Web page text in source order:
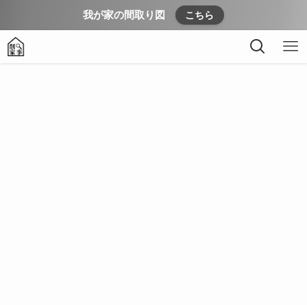
我が家の間取り図 こちら